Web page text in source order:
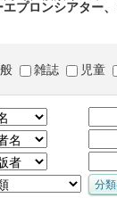
プロンシアター
雑誌 児童